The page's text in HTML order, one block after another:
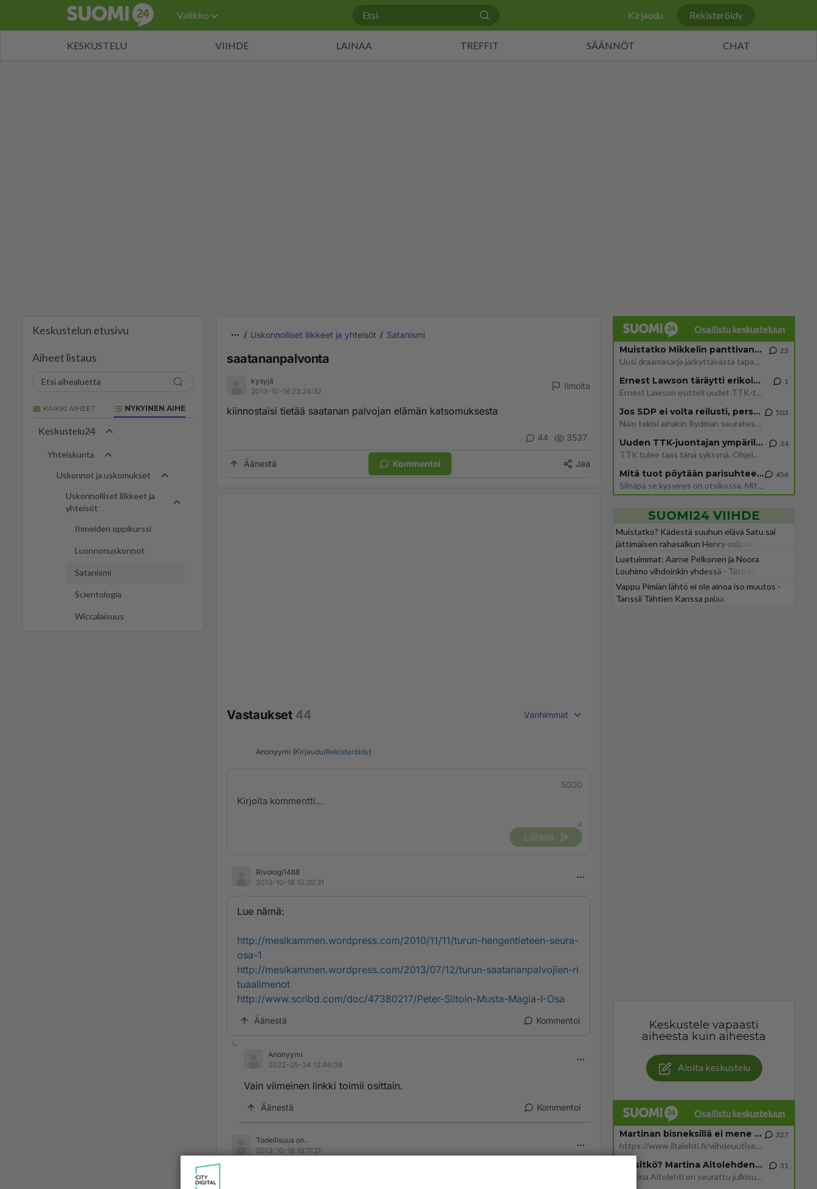
Valikko Kirjaudu Rekisteröidy
KESKUSTELU VIIHDE LAINAA TREFFIT SÄÄNNÖT CHAT
Keskustelun etusivu
Aiheet listaus
KAIKKI AIHEET NYKYINEN AIHE
Keskustelu24
Yhteiskunta
Uskonnot ja uskomukset
Uskonnolliset liikkeet ja
yhteisöt
Ihmeiden oppikurssi
Luonnonuskonnot
Satanismi
Scientologia
Wiccalaisuus
Uskonnolliset liikkeet ja yhteisöt Satanismi
saatananpalvonta
kysyjä
2013-10-16 23:24:32
Ilmoita
kiinnostaisi tietää saatanan palvojan elämän katsomuksesta
44 3537
Äänestä Kommentoi Jaa
Vastaukset 44 Vanhimmat
Anonyymi (Kirjaudu/Rekisteröidy)
5000
Lähetä
Rivologi1488
2013-10-18 10:39:31
Lue nämä:
http://mesikammen.wordpress.com/2010/11/11/turun-hengentieteen-seura-
osa-1
http://mesikammen.wordpress.com/2013/07/12/turun-saatananpalvojien-ri
tuaalimenot
http://www.scribd.com/doc/47380217/Peter-Siitoin-Musta-Magia-I-Osa
Äänestä Kommentoi
Anonyymi
2022-05-24 12:46:08
Vain viimeinen linkki toimii osittain.
Äänestä Kommentoi
Todellisuus on..
2013-10-18 19:11:21
Osallistu keskusteluun
Muistatko Mikkelin panttivankidraaman?
Uusi draamasarja järkyttävästä tapauksesta on tulossa. Tositapahtumiin perustuva sarja ammentaa vuoden 1986 Mikkelin pan
23
Ernest Lawson täräytti erikoisen heiton TTK-lehdistötilaisuudessa: " Onko tässä tarkoituksena...?"
Ernest Lawson esitteli uudet TTK-tähtioppilaat ja opettajat torstaina 6.8. lehdistölle. Tulevalla kaudella on yksi hausk
1
Jos SDP ei voita reilusti, persut kumoavat demokratian Suomesta
Näin tekisi ainakin Rydman seuratessaan idolinsa Trumpin mallia https://www.is.fi/politiikka/art-2000012187244.html
503
Uuden TTK-juontajan ympärillä epätietoisuus sakenee - Nyt MTV hämmentää soppaa
TTK tulee taas tänä syksynä. Ohjelman uudet tähtioppilaat julkistetaan torstaina 6. elokuuta klo 14 alkavassa lehdistö
34
Mitä tuot pöytään parisuhteessa?
Siinäpä se kysymys on otsikossa. Mitäpä siis tuot/toisit pöytään parisuhteessa? Oletko mies vai nainen? Koetko sen mitä
456
SUOMI24 VIIHDE
Muistatko? Kädestä suuhun elävä Satu sai
jättimäisen rahasalkun Henry-miljonääriltä
Luetuimmat: Aarne Pelkonen ja Noora
Louhimo vihdoinkin yhdessä - Tätä moni jo
odotti
Vappu Pimiän lähtö ei ole ainoa iso muutos -
Tanssii Tähtien Kanssa palaa
Keskustele vapaasti
aiheesta kuin aiheesta
Aloita keskustelu
Osallistu keskusteluun
Martinan bisneksillä ei mene hyvin
https://www.iltalehti.fi/viihdeuutiset/a/c46da6ab-340f-4790-aaa7-0865eed2336 Yrityksen konkurssihakemus on tullut kärä
327
Tiesitkö? Martina Aitolehden isäpuoli on tämä suosittu laulaja
Martina Aitolehti on seurattu julkisuuden henkilö. Lähipiiriin mahtuu muitakin tunnettuja henkilöitä. Tiesitkö, että Ma
31